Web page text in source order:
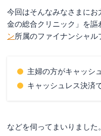
今回はそんなみなさまに
金の総合クリニック」を謳
ン所属のファイナンシャル
主婦の方がキャッシ
キャッシュレス決済
などを伺ってまいりました。